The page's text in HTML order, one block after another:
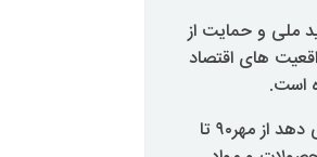
فرودین ماه امسال، سال ۱۳۹۱ را سال «تولید ملی و حمایت از
های اقتصاد
است.
آمارگیری مرکز پژوهش های مجلس شورای اسلامی از ۹۸ تشکل اقتصادی سراسری نشان می دهد از مهر۹۰ تا